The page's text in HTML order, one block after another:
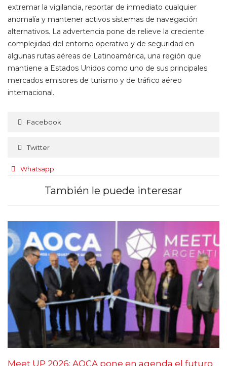
extremar la vigilancia, reportar de inmediato cualquier
anomalía y mantener activos sistemas de navegación
alternativos. La advertencia pone de relieve la creciente
complejidad del entorno operativo y de seguridad en
algunas rutas aéreas de Latinoamérica, una región que
mantiene a Estados Unidos como uno de sus principales
mercados emisores de turismo y de tráfico aéreo
internacional.
Facebook
Twitter
Whatsapp
También le puede interesar
Meet UP 2026: AOCA pone en agenda el futuro